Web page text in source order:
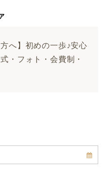
へ】初めの一歩♪安心
・フォト・会費制・